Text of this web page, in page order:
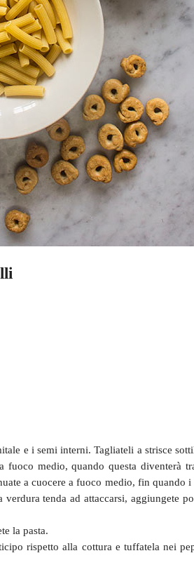
e i semi interni. Tagliateli a strisce
medio, quando questa diventerà
a cuocere a fuoco medio, fin quando i
tenda ad attaccarsi, aggiungete
la pasta.
rispetto alla cottura e tuffatela nei